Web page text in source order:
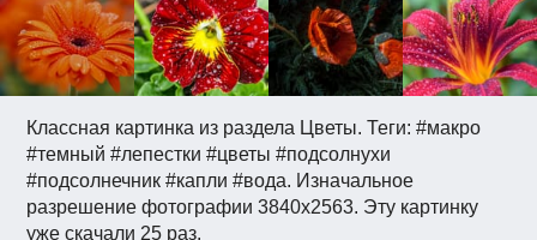
Классная картинка из раздела Цветы. Теги: #макро
#темный #лепестки #цветы #подсолнухи
#подсолнечник #капли #вода. Изначальное
разрешение фотографии 3840x2563. Эту картинку
уже скачали 25 раз.